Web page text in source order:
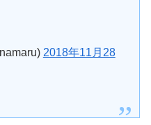
2018年11月28